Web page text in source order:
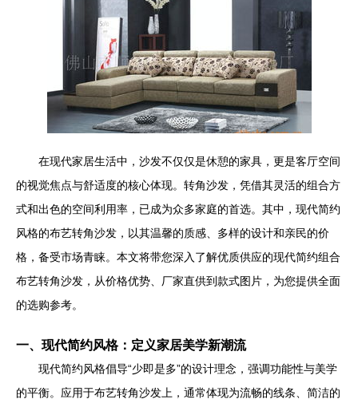
在现代家居生活中，沙发不仅仅是休憩的家具，更是客厅空间
的视觉焦点与舒适度的核心体现。转角沙发，凭借其灵活的组合方
式和出色的空间利用率，已成为众多家庭的首选。其中，现代简约
风格的布艺转角沙发，以其温馨的质感、多样的设计和亲民的价
格，备受市场青睐。本文将带您深入了解优质供应的现代简约组合
布艺转角沙发，从价格优势、厂家直供到款式图片，为您提供全面
的选购参考。
一、现代简约风格：定义家居美学新潮流
现代简约风格倡导“少即是多”的设计理念，强调功能性与美学
的平衡。应用于布艺转角沙发上，通常体现为流畅的线条、简洁的